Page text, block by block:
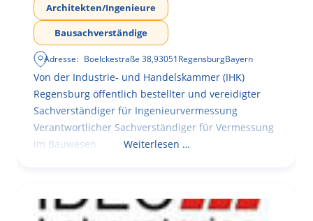
Architekten/Ingenieure
Bausachverständige
Adresse: Boelckestraße 38,93051RegensburgBayern
Von der Industrie- und Handelskammer (IHK)
Regensburg öffentlich bestellter und vereidigter
Sachverständiger für Ingenieurvermessung
Verantwortlicher Sachverständiger für Vermessung
im Bauwesen
Weiterlesen …